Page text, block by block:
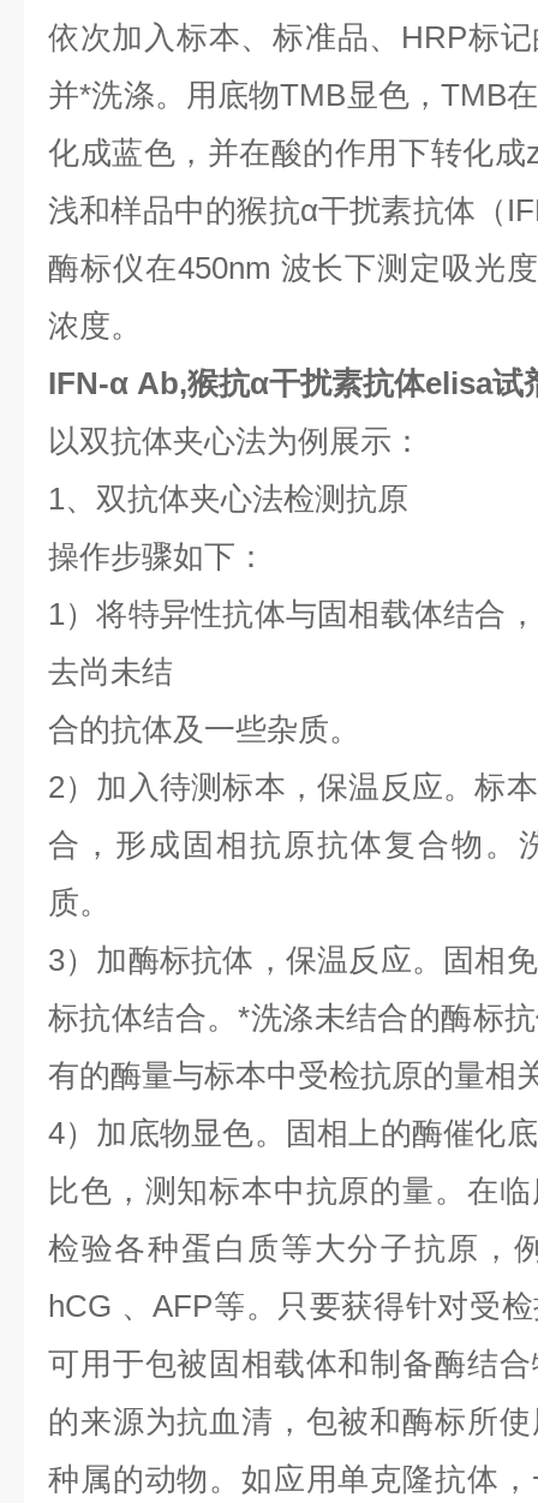
依次加入标本、标准品、HRP标
并*洗涤。用底物TMB显色，TMB
化成蓝色，并在酸的作用下转化
浅和样品中的猴抗α干扰素抗体（
酶标仪在450nm 波长下测定吸光
浓度。
IFN-α Ab,猴抗α干扰素抗体elisa试
以双抗体夹心法为例展示：
1、双抗体夹心法检测抗原
操作步骤如下：
1）将特异性抗体与固相载体结合
去尚未结
合的抗体及一些杂质。
2）加入待测标本，保温反应。标
合，形成固相抗原抗体复合物。
质。
3）加酶标抗体，保温反应。固相
标抗体结合。*洗涤未结合的酶标
有的酶量与标本中受检抗原的量相
4）加底物显色。固相上的酶催化
比色，测知标本中抗原的量。在
检验各种蛋白质等大分子抗原，
hCG 、AFP等。只要获得针对受
可用于包被固相载体和制备酶结
的来源为抗血清，包被和酶标所
种属的动物。如应用单克隆抗体